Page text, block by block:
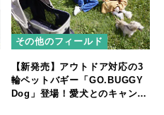
その他のフィールド
【新発売】アウトドア対応の3
輪ペットバギー「GO.BUGGY
Dog」登場！愛犬とのキャンプ